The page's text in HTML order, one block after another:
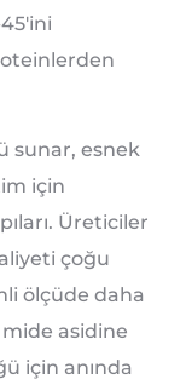
sunar, esnek
için
Üreticiler
çoğu
ölçüde daha
asidine
için anında